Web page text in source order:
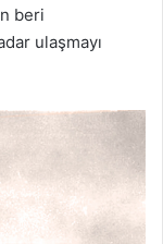
beri
ulaşmayı